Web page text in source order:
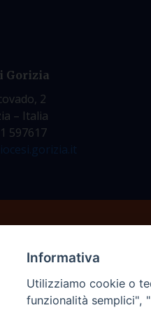
Gorizia
2
– Italia
597617
Informativa
Utilizziamo cookie o
funzionalità semplici",